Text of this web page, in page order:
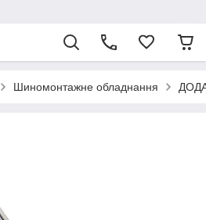
Шиномонтажне обладнання